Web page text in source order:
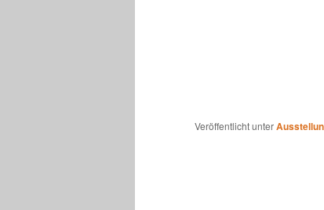
Veröffentlicht unter